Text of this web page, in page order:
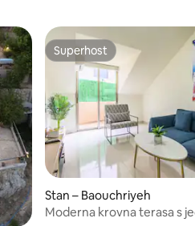
Superhost
Superhost
Stan – Baouchriyeh
Moderna krovna terasa s